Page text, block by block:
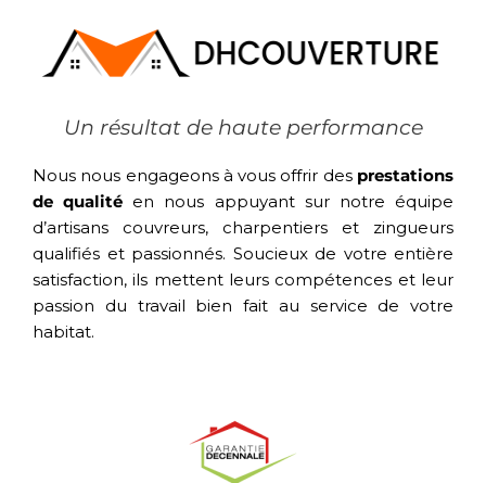
Un résultat de haute performance
Nous nous engageons à vous offrir des prestations
de qualité en nous appuyant sur notre équipe
d’artisans couvreurs, charpentiers et zingueurs
qualifiés et passionnés. Soucieux de votre entière
satisfaction, ils mettent leurs compétences et leur
passion du travail bien fait au service de votre
habitat.